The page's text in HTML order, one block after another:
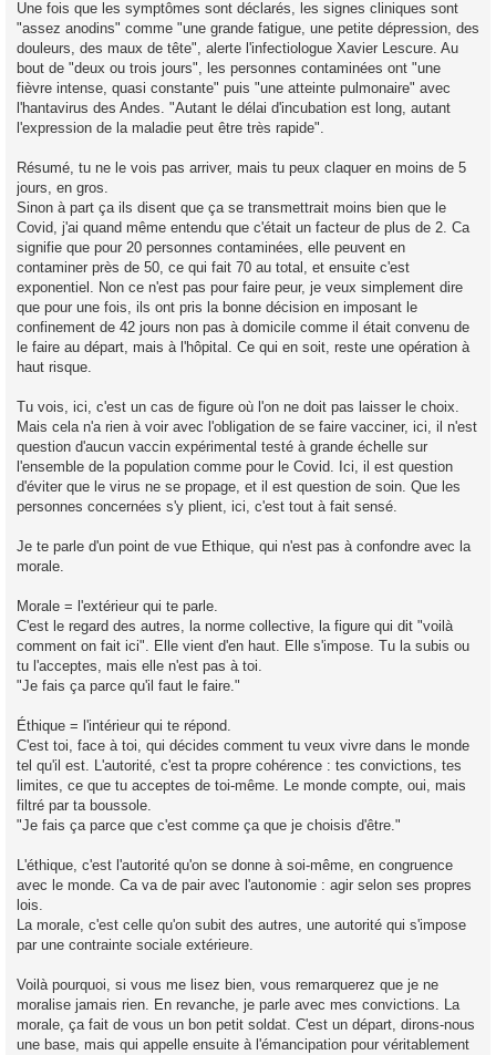
e
n
n
l
Une fois que les symptômes sont déclarés, les signes cliniques sont
"assez anodins" comme "une grande fatigue, une petite dépression, des
douleurs, des maux de tête", alerte l'infectiologue Xavier Lescure. Au
bout de "deux ou trois jours", les personnes contaminées ont "une
fièvre intense, quasi constante" puis "une atteinte pulmonaire" avec
l'hantavirus des Andes. "Autant le délai d'incubation est long, autant
l'expression de la maladie peut être très rapide".
Résumé, tu ne le vois pas arriver, mais tu peux claquer en moins de 5
jours, en gros.
Sinon à part ça ils disent que ça se transmettrait moins bien que le
Covid, j'ai quand même entendu que c'était un facteur de plus de 2. Ca
signifie que pour 20 personnes contaminées, elle peuvent en
contaminer près de 50, ce qui fait 70 au total, et ensuite c'est
exponentiel. Non ce n'est pas pour faire peur, je veux simplement dire
que pour une fois, ils ont pris la bonne décision en imposant le
confinement de 42 jours non pas à domicile comme il était convenu de
le faire au départ, mais à l'hôpital. Ce qui en soit, reste une opération à
haut risque.
Tu vois, ici, c'est un cas de figure où l'on ne doit pas laisser le choix.
Mais cela n'a rien à voir avec l'obligation de se faire vacciner, ici, il n'est
question d'aucun vaccin expérimental testé à grande échelle sur
l'ensemble de la population comme pour le Covid. Ici, il est question
d'éviter que le virus ne se propage, et il est question de soin. Que les
personnes concernées s'y plient, ici, c'est tout à fait sensé.
Je te parle d'un point de vue Ethique, qui n'est pas à confondre avec la
morale.
Morale = l'extérieur qui te parle.
C'est le regard des autres, la norme collective, la figure qui dit "voilà
comment on fait ici". Elle vient d'en haut. Elle s'impose. Tu la subis ou
tu l'acceptes, mais elle n'est pas à toi.
"Je fais ça parce qu'il faut le faire."
Éthique = l'intérieur qui te répond.
C'est toi, face à toi, qui décides comment tu veux vivre dans le monde
tel qu'il est. L'autorité, c'est ta propre cohérence : tes convictions, tes
limites, ce que tu acceptes de toi-même. Le monde compte, oui, mais
filtré par ta boussole.
"Je fais ça parce que c'est comme ça que je choisis d'être."
L'éthique, c'est l'autorité qu'on se donne à soi-même, en congruence
avec le monde. Ca va de pair avec l'autonomie : agir selon ses propres
lois.
La morale, c'est celle qu'on subit des autres, une autorité qui s'impose
par une contrainte sociale extérieure.
Voilà pourquoi, si vous me lisez bien, vous remarquerez que je ne
moralise jamais rien. En revanche, je parle avec mes convictions. La
morale, ça fait de vous un bon petit soldat. C'est un départ, dirons-nous
une base, mais qui appelle ensuite à l'émancipation pour véritablement